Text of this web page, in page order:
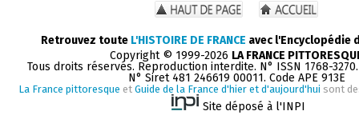
Retrouvez toute L'HISTOIRE DE FRANCE avec l'Encyclopédie
Copyright © 1999-2026 LA FRANCE
Tous droits réservés. Reproduction interdite. N° ISSN 1768-
N° Siret 481 246619 00011. Code APE 913E
La France pittoresque et Guide de la France d'hier et d'aujourd'hui sont
Site déposé à l'INPI